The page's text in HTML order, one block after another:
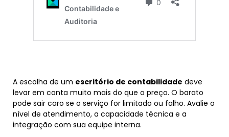
A escolha de um escritório de contabilidade deve
levar em conta muito mais do que o preço. O barato
pode sair caro se o serviço for limitado ou falho. Avalie o
nível de atendimento, a capacidade técnica e a
integração com sua equipe interna.